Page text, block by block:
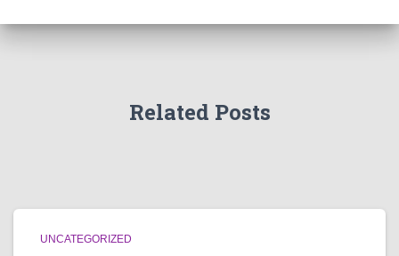
Related Posts
UNCATEGORIZED